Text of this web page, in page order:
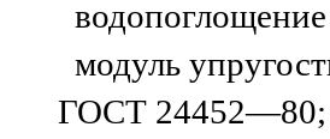
модуль
ГОСТ 24452—80;